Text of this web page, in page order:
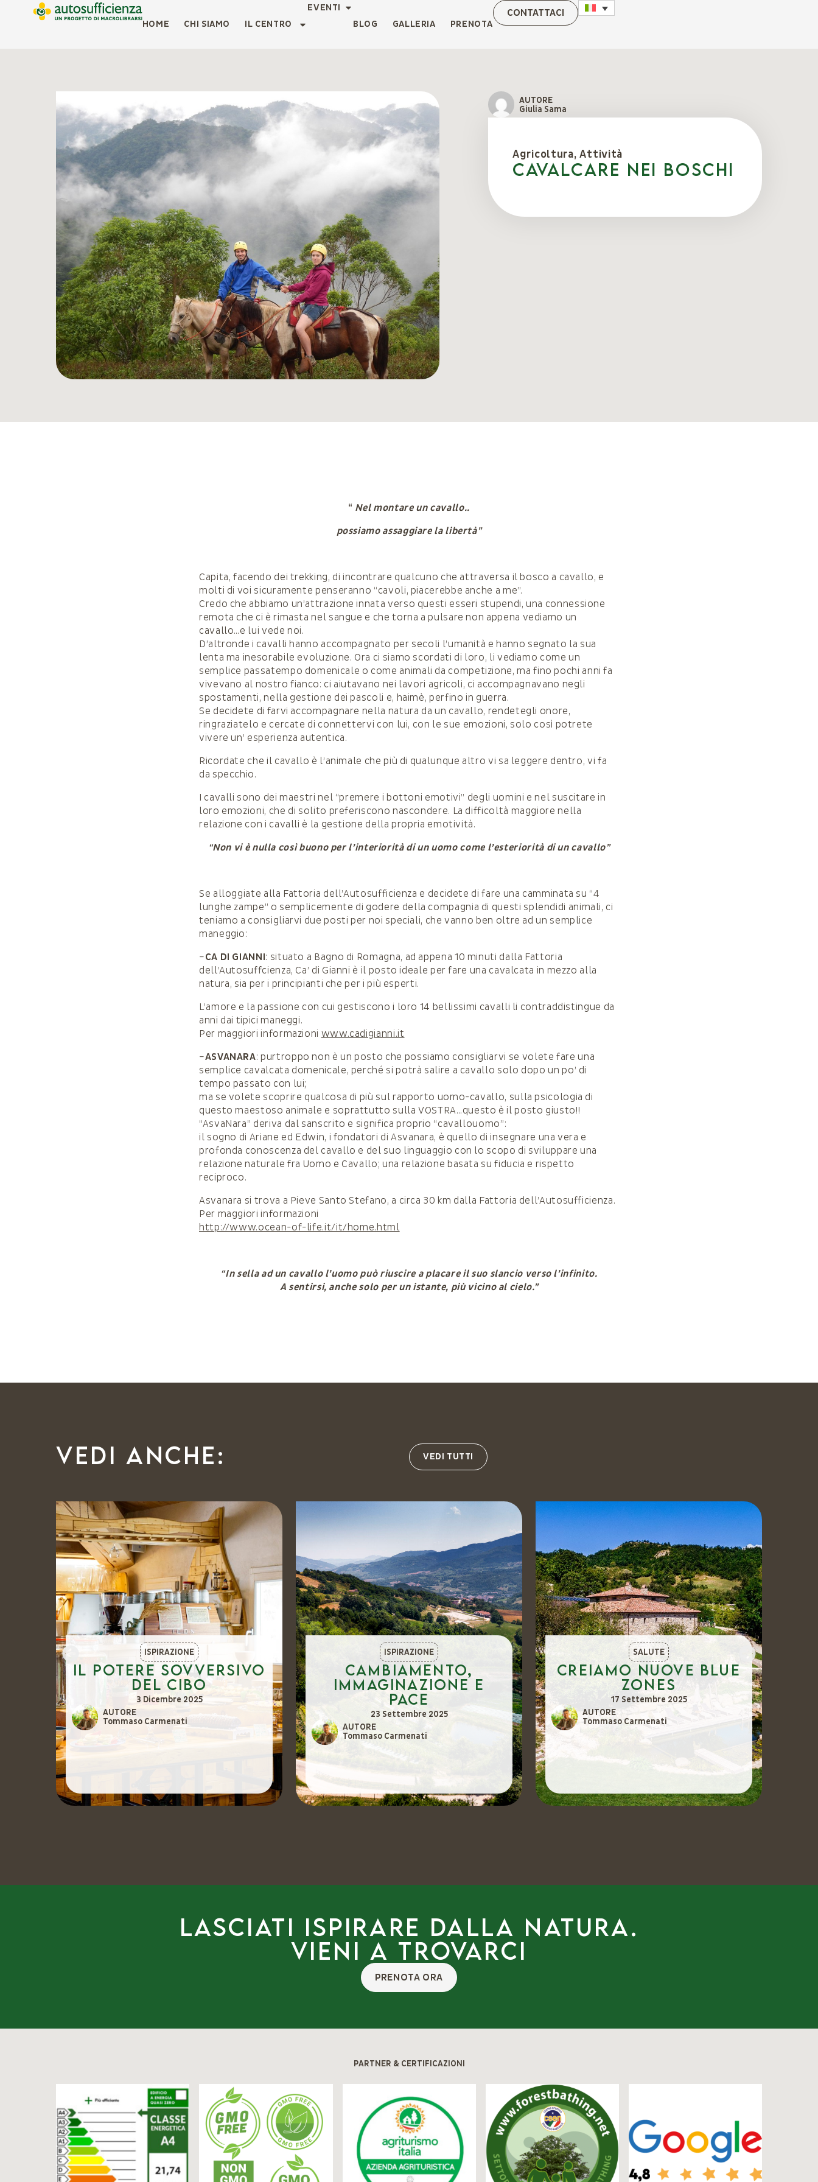
HOME CHI SIAMO IL CENTRO
EVENTI
BLOG
GALLERIA PRENOTA
CONTATTACI
AUTORE
Giulia Sama
Agricoltura,Attività
CAVALCARE NEI BOSCHI
“ Nel montare un cavallo..
possiamo assaggiare la libertà”
Capita, facendo dei trekking, di incontrare qualcuno che attraversa il bosco a cavallo, e
molti di voi sicuramente penseranno “cavoli, piacerebbe anche a me”.
Credo che abbiamo un’attrazione innata verso questi esseri stupendi, una connessione
remota che ci è rimasta nel sangue e che torna a pulsare non appena vediamo un
cavallo…e lui vede noi.
D’altronde i cavalli hanno accompagnato per secoli l’umanità e hanno segnato la sua
lenta ma inesorabile evoluzione. Ora ci siamo scordati di loro, li vediamo come un
semplice passatempo domenicale o come animali da competizione, ma fino pochi anni fa
vivevano al nostro fianco: ci aiutavano nei lavori agricoli, ci accompagnavano negli
spostamenti, nella gestione dei pascoli e, haimè, perfino in guerra.
Se decidete di farvi accompagnare nella natura da un cavallo, rendetegli onore,
ringraziatelo e cercate di connettervi con lui, con le sue emozioni, solo così potrete
vivere un’ esperienza autentica.
Ricordate che il cavallo è l’animale che più di qualunque altro vi sa leggere dentro, vi fa
da specchio.
I cavalli sono dei maestri nel “premere i bottoni emotivi” degli uomini e nel suscitare in
loro emozioni, che di solito preferiscono nascondere. La difficoltà maggiore nella
relazione con i cavalli è la gestione della propria emotività.
“Non vi è nulla così buono per l’interiorità di un uomo come l’esteriorità di un cavallo”
Se alloggiate alla Fattoria dell’Autosufficienza e decidete di fare una camminata su “4
lunghe zampe” o semplicemente di godere della compagnia di questi splendidi animali, ci
teniamo a consigliarvi due posti per noi speciali, che vanno ben oltre ad un semplice
maneggio:
–CA DI GIANNI: situato a Bagno di Romagna, ad appena 10 minuti dalla Fattoria
dell’Autosuffcienza, Ca’ di Gianni è il posto ideale per fare una cavalcata in mezzo alla
natura, sia per i principianti che per i più esperti.
L’amore e la passione con cui gestiscono i loro 14 bellissimi cavalli li contraddistingue da
anni dai tipici maneggi.
Per maggiori informazioni www.cadigianni.it
–ASVANARA: purtroppo non è un posto che possiamo consigliarvi se volete fare una
semplice cavalcata domenicale, perché si potrà salire a cavallo solo dopo un po’ di
tempo passato con lui;
ma se volete scoprire qualcosa di più sul rapporto uomo-cavallo, sulla psicologia di
questo maestoso animale e soprattutto sulla VOSTRA…questo è il posto giusto!!
“AsvaNara” deriva dal sanscrito e significa proprio “cavallouomo”:
il sogno di Ariane ed Edwin, i fondatori di Asvanara, è quello di insegnare una vera e
profonda conoscenza del cavallo e del suo linguaggio con lo scopo di sviluppare una
relazione naturale fra Uomo e Cavallo; una relazione basata su fiducia e rispetto
reciproco.
Asvanara si trova a Pieve Santo Stefano, a circa 30 km dalla Fattoria dell’Autosufficienza.
Per maggiori informazioni
http://www.ocean-of-life.it/it/home.html
“In sella ad un cavallo l’uomo può riuscire a placare il suo slancio verso l’infinito.
A sentirsi, anche solo per un istante, più vicino al cielo.”
Vedi anche: VEDI TUTTI
ISPIRAZIONE
Il potere sovversivo
del cibo
3 Dicembre 2025
AUTORE
Tommaso Carmenati
ISPIRAZIONE
Cambiamento,
immaginazione e
pace
23 Settembre 2025
AUTORE
Tommaso Carmenati
SALUTE
Creiamo nuove Blue
Zones
17 Settembre 2025
AUTORE
Tommaso Carmenati
Lasciati ispirare dalla natura.
Vieni a trovarci
PRENOTA ORA
PARTNER & CERTIFICAZIONI